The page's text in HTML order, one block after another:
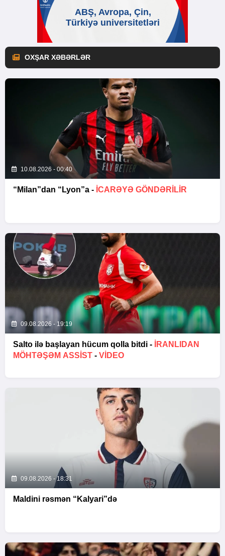
OXŞAR XƏBƏRLƏR
10.08.2026 - 00:40
“Milan”dan “Lyon”a - İCARƏYƏ GÖNDƏRİLİR
09.08.2026 - 19:19
Salto ilə başlayan hücum qolla bitdi -
İRANLIDAN
MÖHTƏŞƏM ASSIST - VİDEO
09.08.2026 - 18:31
Maldini rəsmən “Kalyari”də